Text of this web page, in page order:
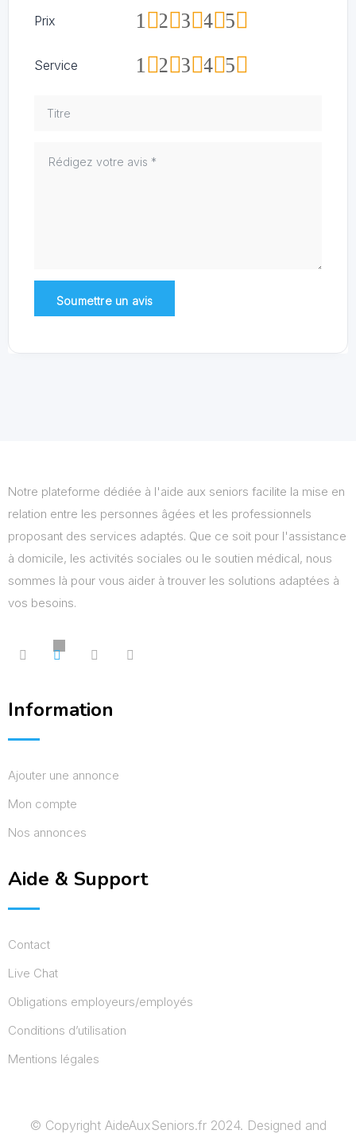
Prix 5
4
3
2
1
Service 5
4
3
2
1
Notre plateforme dédiée à l'aide aux seniors facilite la mise en
relation entre les personnes âgées et les professionnels
proposant des services adaptés. Que ce soit pour l'assistance
à domicile, les activités sociales ou le soutien médical, nous
sommes là pour vous aider à trouver les solutions adaptées à
vos besoins.
Information
Ajouter une annonce
Mon compte
Nos annonces
Aide & Support
Contact
Live Chat
Obligations employeurs/employés
Conditions d’utilisation
Mentions légales
© Copyright AideAuxSeniors.fr 2024. Designed and